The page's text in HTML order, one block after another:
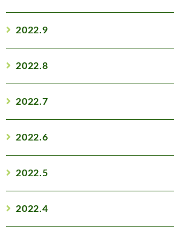
2022.9
2022.8
2022.7
2022.6
2022.5
2022.4